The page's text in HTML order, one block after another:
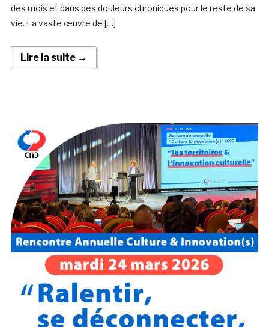
des mois et dans des douleurs chroniques pour le reste de sa
vie. La vaste œuvre de […]
Lire la suite →